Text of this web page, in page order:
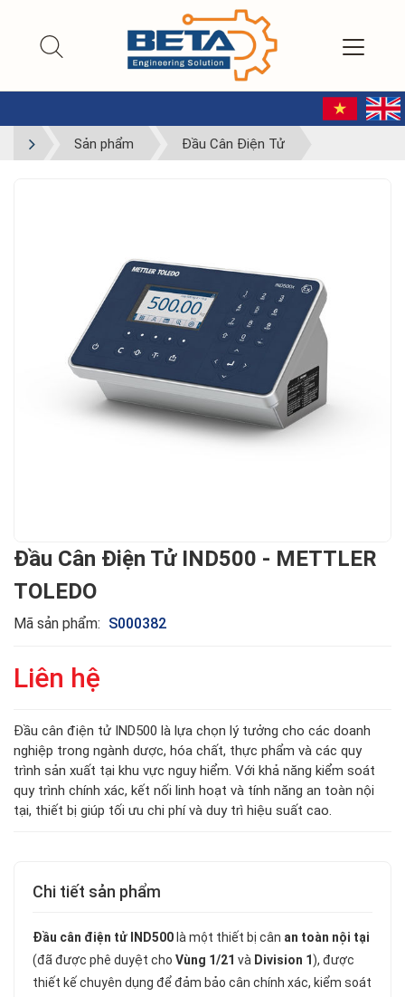
Sản phẩm Đầu Cân Điện Tử
Đầu Cân Điện Tử IND500 - METTLER
TOLEDO
Mã sản phẩm: S000382
Liên hệ
Đầu cân điện tử IND500 là lựa chọn lý tưởng cho các doanh
nghiệp trong ngành dược, hóa chất, thực phẩm và các quy
trình sản xuất tại khu vực nguy hiểm. Với khả năng kiểm soát
quy trình chính xác, kết nối linh hoạt và tính năng an toàn nội
tại, thiết bị giúp tối ưu chi phí và duy trì hiệu suất cao.
Chi tiết sản phẩm
Đầu cân điện tử IND500 là một thiết bị cân an toàn nội tại
(đã được phê duyệt cho Vùng 1/21 và Division 1), được
thiết kế chuyên dụng để đảm bảo cân chính xác, kiểm soát